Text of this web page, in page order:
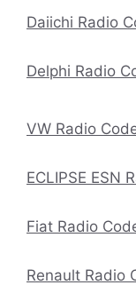
Daiichi Radio
Delphi Radio
VW Radio
ECLIPSE ESN
Fiat Radio
Renault Radio